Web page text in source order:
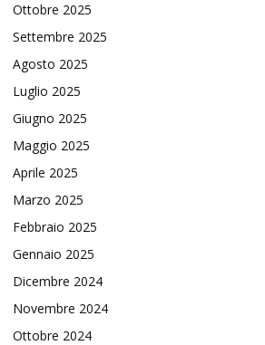
Ottobre 2025
Settembre 2025
Agosto 2025
Luglio 2025
Giugno 2025
Maggio 2025
Aprile 2025
Marzo 2025
Febbraio 2025
Gennaio 2025
Dicembre 2024
Novembre 2024
Ottobre 2024